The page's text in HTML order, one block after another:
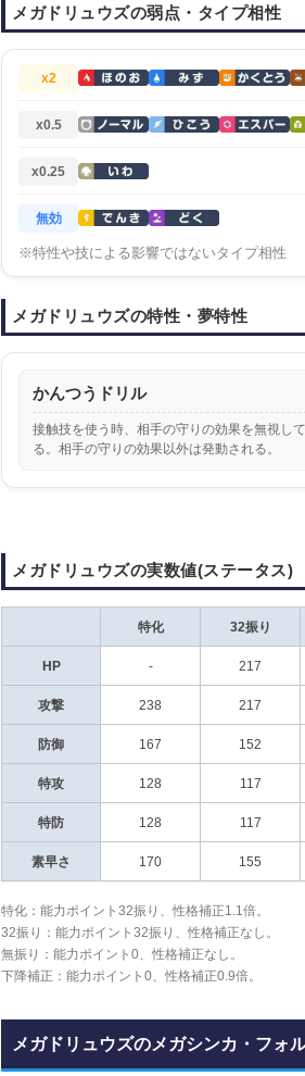
メガドリュウズの弱点・タイプ相性
x2
x0.5
x0.25
無効
※特性や技による影響ではないタイプ相性
メガドリュウズの特性・夢特性
かんつうドリル
接触技を使う時、相手の守りの効果を無視し
る。相手の守りの効果以外は発動される。
メガドリュウズの実数値(ステータス)
特化 32振り
HP - 217
攻撃 238 217
防御 167 152
特攻 128 117
特防 128 117
素早さ 170 155
特化：能力ポイント32振り、性格補正1.1倍。
32振り：能力ポイント32振り、性格補正なし。
無振り：能力ポイント0、性格補正なし。
下降補正：能力ポイント0、性格補正0.9倍。
メガドリュウズのメガシンカ・フォ